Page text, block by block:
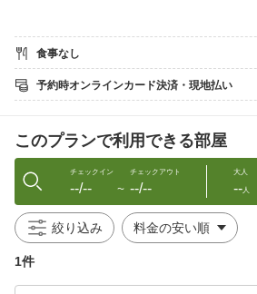
その【紀州南高梅】がおひとり様に1パッ
（大人様のみとなります）
ご自宅用に、お土産用としてご活用いただ
予約制ですので、前日18:00までに時間
リンクの種類をお選び下さい。
（Hot/Iceコーヒー・カルピス・オレン
ロン茶から）
尚、食事は隣のホテルTO朝食会場にて
※お部屋にはパジャマ（大人用）・バス
ル・
食事なし
予約時オンラインカード決済・現地払い
このプランで利用できる部屋
チェックイン
--/-- 〜
チェックアウト
--/--
大人
--人
絞り込み
1件